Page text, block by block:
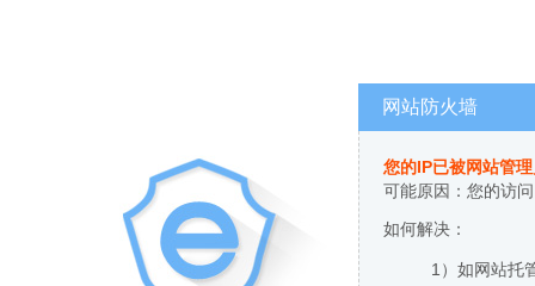
网站防火墙
您的IP已被网站管
可能原因：您的访
如何解决：
1）如网站托